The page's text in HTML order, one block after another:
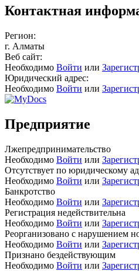
Контактная
Регион:
г. Алматы
Веб сайт:
Необходимо Войти или
Юридический адрес:
Необходимо Войти или
Предприятие
Лжепредпринимательство
Необходимо Войти или
Отсутствует по юридическому
Необходимо Войти или
Банкротство
Необходимо Войти или
Регистрация недействительна
Необходимо Войти или
Реорганизовано с нарушением
Необходимо Войти или
Признано бездействующим
Необходимо Войти или